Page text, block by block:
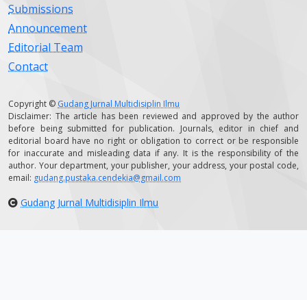
Submissions
Announcement
Editorial Team
Contact
Copyright © Gudang Jurnal Multidisiplin Ilmu
Disclaimer: The article has been reviewed and approved by the author
before being submitted for publication. Journals, editor in chief and
editorial board have no right or obligation to correct or be responsible
for inaccurate and misleading data if any. It is the responsibility of the
author. Your department, your publisher, your address, your postal code,
email: gudang.pustaka.cendekia@gmail.com
Gudang Jurnal Multidisiplin Ilmu